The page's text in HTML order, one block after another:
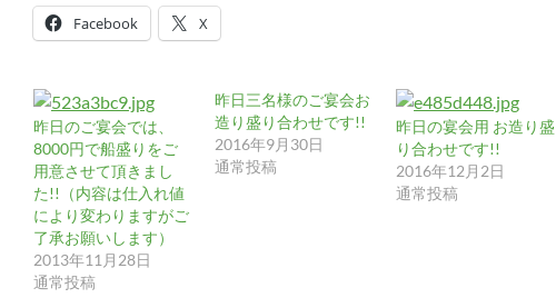
Facebook X
昨日のご宴会では、
8000円で船盛りをご
用意させて頂きまし
た!!（内容は仕入れ値
により変わりますがご
了承お願いします）
2013年11月28日
通常投稿
昨日三名様のご宴会お
造り盛り合わせです!!
2016年9月30日
通常投稿
昨日の宴会用 お造り盛
り合わせです!!
2016年12月2日
通常投稿